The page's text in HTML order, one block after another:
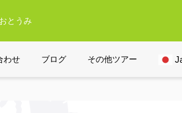
とうみ
わせ ブログ その他ツアー
シューシ